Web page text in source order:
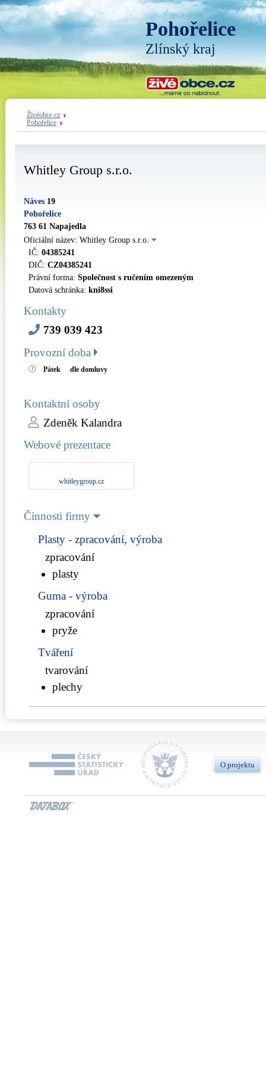
Pohořelice
Zlínský kraj
Živéobce.cz
Pohořelice
Whitley Group s.r.o.
Náves 19
Pohořelice
763 61 Napajedla
Oficiální název: Whitley Group s.r.o.
IČ: 04385241
DIČ: CZ04385241
Právní forma: Společnost s ručením omezeným
Datová schránka: kni8ssi
Kontakty
739 039 423
Provozní doba
Pátek dle domluvy
Kontaktní osoby
Zdeněk Kalandra
Webové prezentace
whitleygroup.cz
Činnosti firmy
Plasty - zpracování, výroba
zpracování
plasty
Guma - výroba
zpracování
pryže
Tváření
tvarování
plechy
O projektu